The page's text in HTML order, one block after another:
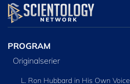
TITTA
PROGRAM
Originalserier
L. Ron Hubbard in His Own Voice